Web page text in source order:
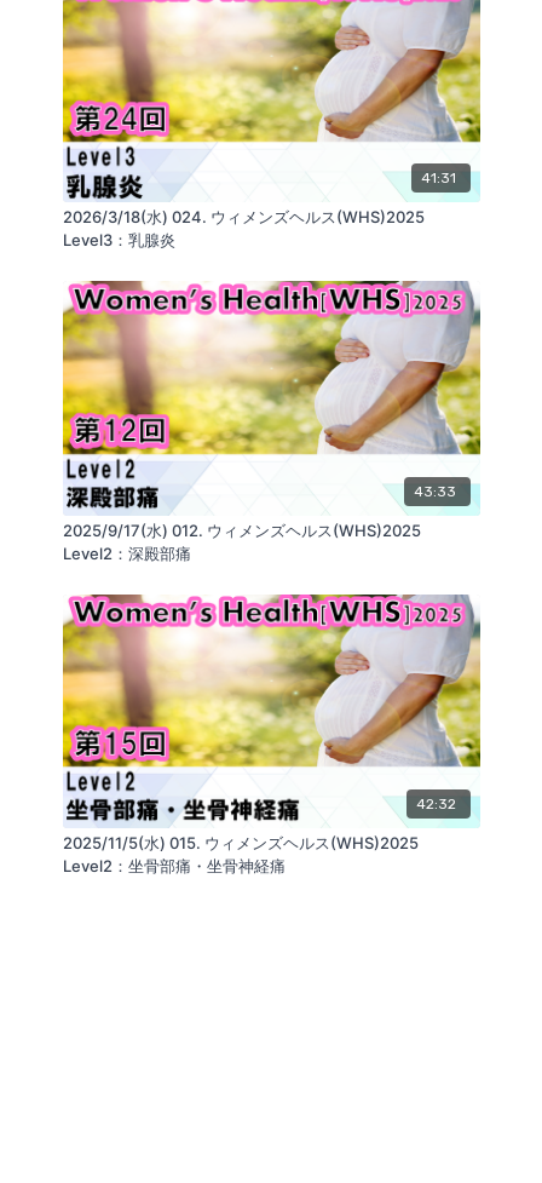
・ペリネライザー・アスレット
眠っている骨盤底筋を呼び覚ます
https://glab.shop/collections/product_all/products/perinelizer-
athlet
■Kokokara.onlineを運営する会社：
ReaLine Seminars https://seminar.realine.org/
株式会社GLAB https://glab.shop/
SNS https://linktr.ee/GLABInc
リアライン・イノベーション研究会
41:31
2026/3/18(水) 024. ウィメンズヘルス(WHS)2025
Level3：乳腺炎
43:33
2025/9/17(水) 012. ウィメンズヘルス(WHS)2025
Level2：深殿部痛
42:32
2025/11/5(水) 015. ウィメンズヘルス(WHS)2025
Level2：坐骨部痛・坐骨神経痛